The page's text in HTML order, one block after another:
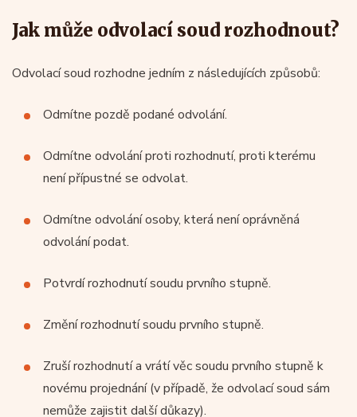
Jak může odvolací soud rozhodnout?
Odvolací soud rozhodne jedním z následujících způsobů:
Odmítne pozdě podané odvolání.
Odmítne odvolání proti rozhodnutí, proti kterému
není přípustné se odvolat.
Odmítne odvolání osoby, která není oprávněná
odvolání podat.
Potvrdí rozhodnutí soudu prvního stupně.
Změní rozhodnutí soudu prvního stupně.
Zruší rozhodnutí a vrátí věc soudu prvního stupně k
novému projednání (v případě, že odvolací soud sám
nemůže zajistit další důkazy).